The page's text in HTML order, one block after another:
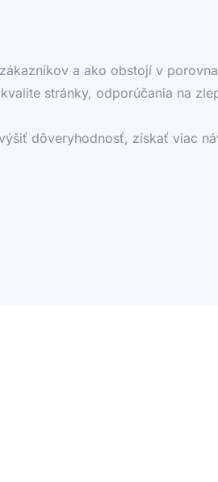
a ako obstojí v
stránky, odporúčania na
dôveryhodnosť, získať viac